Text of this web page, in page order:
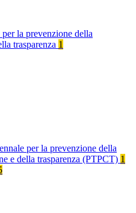
la prevenzione della
trasparenza 1
per la prevenzione della
e della trasparenza (PTPCT) 1